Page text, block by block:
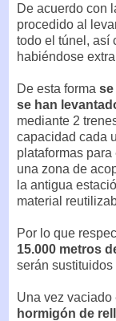
De acuerdo con
procedido al
todo el túnel, así
habiéndose
De esta forma se
se han
mediante 2
capacidad cada
plataformas
una zona de
la antigua
material
Por lo que
15.000 metros
serán
Una vez vaciado
hormigón de